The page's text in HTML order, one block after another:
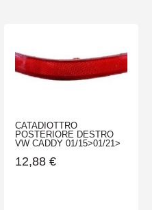
CATADIOTTRO
POSTERIORE DESTRO
VW CADDY 01/15>01/21>
12,88 €